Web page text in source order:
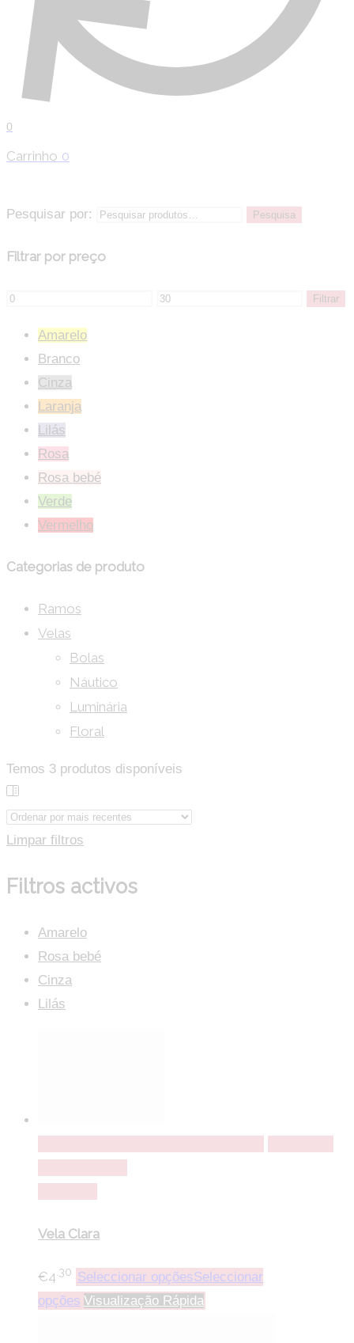
0
Carrinho 0
Pesquisar por: Pesquisa
Filtrar por preço
Filtrar
Amarelo
Branco
Cinza
Laranja
Lilás
Rosa
Rosa bebé
Verde
Vermelho
Categorias de produto
Ramos
Velas
Bolas
Náutico
Luminária
Floral
Temos 3 produtos disponíveis
Limpar filtros
Filtros activos
Amarelo
Rosa bebé
Cinza
Lilás
Vela Clara
€4.30 Seleccionar opçõesSeleccionar
opções Visualização Rápida